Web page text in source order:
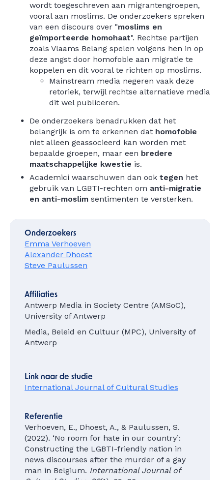
wordt toegeschreven aan migrantengroepen,
vooral aan moslims. De onderzoekers spreken
van een discours over "moslims en
geïmporteerde homohaat". Rechtse partijen
zoals Vlaams Belang spelen volgens hen in op
deze angst door homofobie aan migratie te
koppelen en dit vooral te richten op moslims.
Mainstream media negeren vaak deze
retoriek, terwijl rechtse alternatieve media
dit wel publiceren.
De onderzoekers benadrukken dat het
belangrijk is om te erkennen dat homofobie
niet alleen geassocieerd kan worden met
bepaalde groepen, maar een bredere
maatschappelijke kwestie is.
Academici waarschuwen dan ook tegen het
gebruik van LGBTI-rechten om anti-migratie
en anti-moslim sentimenten te versterken.
Onderzoekers
Emma Verhoeven
Alexander Dhoest
Steve Paulussen
Affiliaties
Antwerp Media in Society Centre (AMSoC),
University of Antwerp
Media, Beleid en Cultuur (MPC), University of
Antwerp
Link naar de studie
International Journal of Cultural Studies
Referentie
Verhoeven, E., Dhoest, A., & Paulussen, S.
(2022). ‘No room for hate in our country’:
Constructing the LGBTI-friendly nation in
news discourses after the murder of a gay
man in Belgium. International Journal of